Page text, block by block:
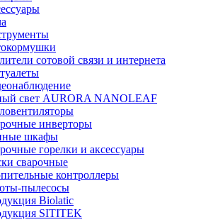
сотовой связи и интернета
свет AURORA NANOLEAF
инверторы
шкафы
горелки и аксессуары
сварочные
контроллеры
пылесосы
Biolatic
SITITEK